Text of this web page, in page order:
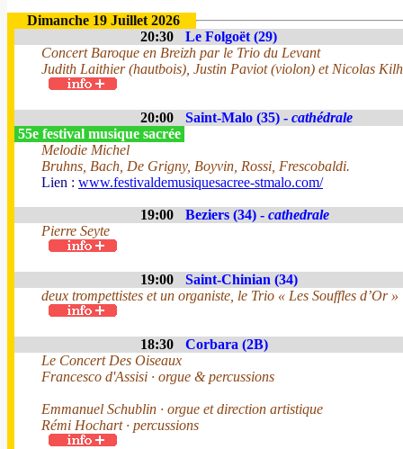
Dimanche 19 Juillet 2026
20:30
Le Folgoët (29)
Concert Baroque en Breizh par le Trio du Levant
Judith Laithier (hautbois), Justin Paviot (violon) et Nicolas
20:00 Saint-Malo (35) - cathédrale
55e festival musique sacrée
Melodie Michel
Bruhns, Bach, De Grigny, Boyvin, Rossi, Frescobaldi.
Lien : www.festivaldemusiquesacree-stmalo.com/
19:00 Beziers (34) - cathedrale
Pierre Seyte
19:00
Saint-Chinian (34)
deux trompettistes et un organiste, le Trio « Les Souffles d’Or »
18:30
Corbara (2B)
Le Concert Des Oiseaux
Francesco d'Assisi · orgue & percussions
Emmanuel Schublin · orgue et direction artistique
Rémi Hochart · percussions